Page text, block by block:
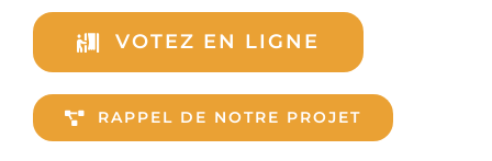
VOTEZ EN LIGNE
RAPPEL DE NOTRE PROJET